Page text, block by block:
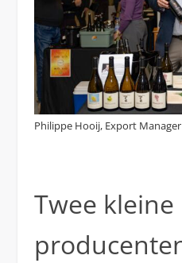
Philippe Hooij, Export
Twee